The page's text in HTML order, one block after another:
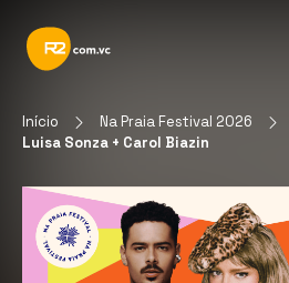
Início Na Praia Festival 2026
Luisa Sonza + Carol Biazin